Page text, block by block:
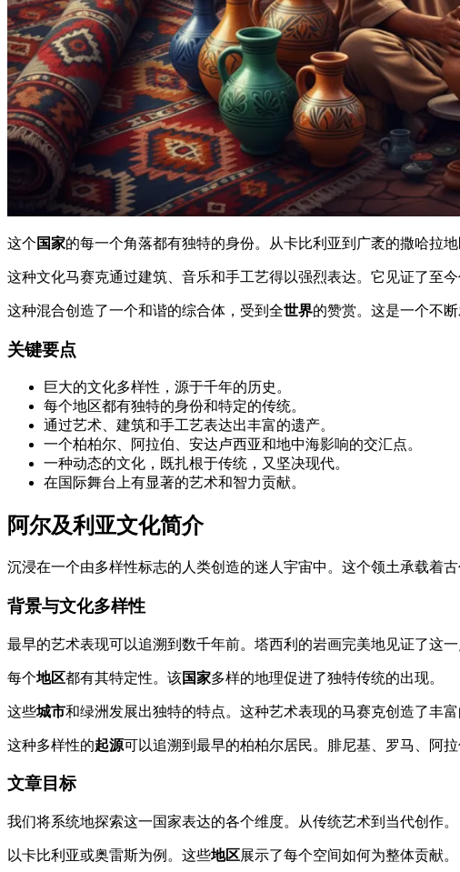
这个 国家的每一个角落都有独特的身份。从卡比利亚到广袤的撒哈拉
这种文化马赛克通过建筑、音乐和手工艺得以强烈表达。它见证了至
这种混合创造了一个和谐的综合体，受到全世界的赞赏。这是一个不
关键要点
巨大的文化多样性，源于千年的历史。
每个地区都有独特的身份和特定的传统。
通过艺术、建筑和手工艺表达出丰富的遗产。
一个柏柏尔、阿拉伯、安达卢西亚和地中海影响的交汇点。
一种动态的文化，既扎根于传统，又坚决现代。
在国际舞台上有显著的艺术和智力贡献。
阿尔及利亚文化简介
沉浸在一个由多样性标志的人类创造的迷人宇宙中。这个领土承载着
背景与文化多样性
最早的艺术表现可以追溯到数千年前。塔西利的岩画完美地见证了这一
每个地区都有其特定性。该国家多样的地理促进了独特传统的出现。
这些城市和绿洲发展出独特的特点。这种艺术表现的马赛克创造了丰富
这种多样性的起源可以追溯到最早的柏柏尔居民。腓尼基、罗马、阿
文章目标
我们将系统地探索这一国家表达的各个维度。从传统艺术到当代创作。
以卡比利亚或奥雷斯为例。这些地区展示了每个空间如何为整体贡献。